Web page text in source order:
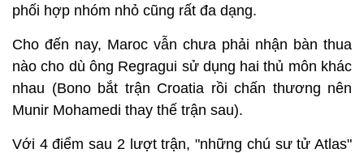
phối hợp nhóm nhỏ cũng rất đa dạng.
Cho đến nay, Maroc vẫn chưa phải nhận bàn thua
nào cho dù ông Regragui sử dụng hai thủ môn khác
nhau (Bono bắt trận Croatia rồi chấn thương nên
Munir Mohamedi thay thế trận sau).
Với 4 điểm sau 2 lượt trận, "những chú sư tử Atlas"